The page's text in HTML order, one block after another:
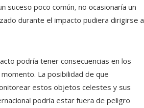
suceso poco común, no ocasionaría un
durante el impacto pudiera dirigirse a
podría tener consecuencias en los
La posibilidad de que
estos objetos celestes y sus
podría estar fuera de peligro